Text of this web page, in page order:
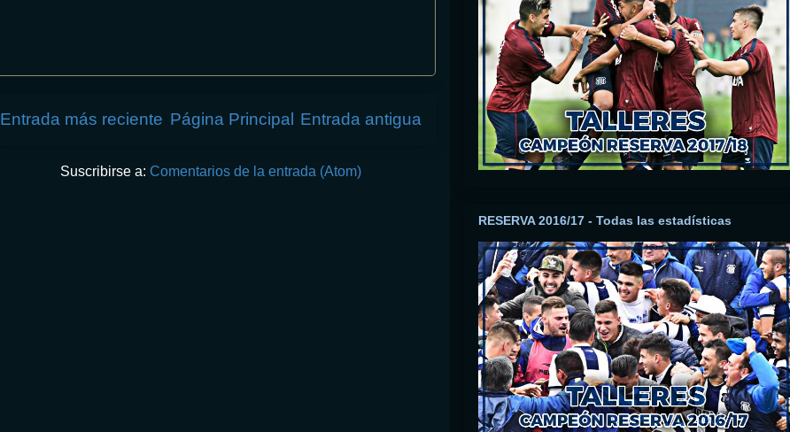
Entrada más reciente Entrada antigua
Página Principal
Suscribirse a: Comentarios de la entrada (Atom)
RESERVA 2016/17 - Todas las estadísticas